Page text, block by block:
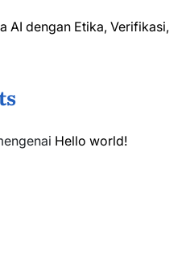
AI dengan Etika, Verifikasi,
Hello world!